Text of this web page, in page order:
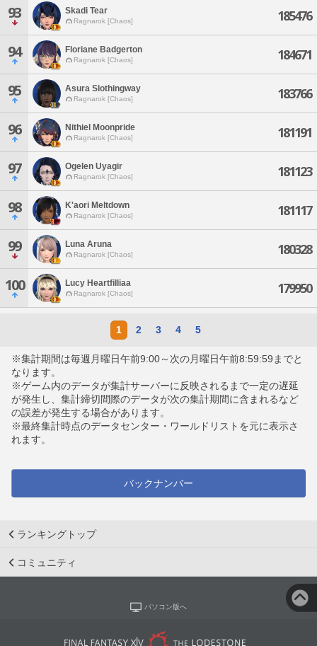
93 Skadi Tear
Ragnarok [Chaos] 185476
94 Floriane Badgerton
Ragnarok [Chaos] 184671
95 Asura Slothingway
Ragnarok [Chaos] 183766
96 Nithiel Moonpride
Ragnarok [Chaos] 181191
97 Ogelen Uyagir
Ragnarok [Chaos] 181123
98 K'aori Meltdown
Ragnarok [Chaos] 181117
99 Luna Aruna
Ragnarok [Chaos] 180328
100 Lucy Heartfilliaa
Ragnarok [Chaos] 179950
1 2 3 4 5
※集計期間は毎週月曜日午前9:00～次の月曜日午前8:59:59までと
なります。
※ゲーム内のデータが集計サーバーに反映されるまで一定の遅延
が発生し、集計締切間際のデータが次の集計期間に含まれるなど
の誤差が発生する場合があります。
※最終集計時点のデータセンター・ワールドリストを元に表示さ
れます。
バックナンバー
ランキングトップ
コミュニティ
パソコン版へ